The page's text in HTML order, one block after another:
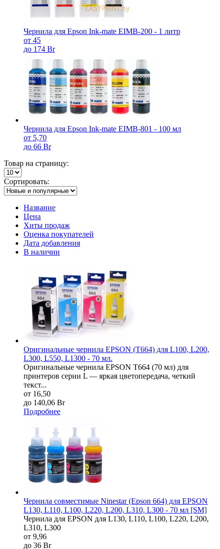
Чернила для Epson Ink-mate EIMB-200 - 1 литр
от 45
до 174 Br
Чернила для Epson Ink-mate EIMB-801 - 100 мл
от 5,70
до 66 Br
Товар на страницу:
Сортировать:
Название
Цена
Хиты продаж
Оценка покупателей
Дата добавления
В наличии
Оригинальные чернила EPSON (T664) для L100, L200,
L300, L550, L1300 - 70 мл.
Оригинальные чернила EPSON T664 (70 мл) для
принтеров серии L — яркая цветопередача, четкий
текст...
от 16,50
до 140,06 Br
Подробнее
Чернила совместимые Ninestar (Epson 664) для EPSON
L130, L110, L100, L220, L200, L310, L300 - 70 мл [SM]
Чернила для EPSON для L130, L110, L100, L220, L200,
L310, L300
от 9,96
до 36 Br